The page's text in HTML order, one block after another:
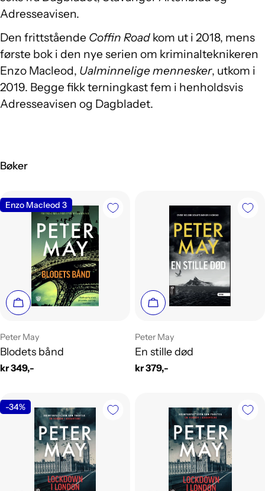
Adresseavisen.
Den frittstående Coffin Road kom ut i 2018, mens
første bok i den nye serien om kriminalteknikeren
Enzo Macleod, Ualminnelige mennesker, utkom i
2019. Begge fikk terningkast fem i henholdsvis
Adresseavisen og Dagbladet.
Bøker
Enzo Macleod 3
Legg i handlekurv
Leverandør:
Peter May
Blodets bånd
Vanlig
kr 349,-
Legg i handlekurv
Leverandør:
Peter May
En stille død
Vanlig
kr 379,-
-34%